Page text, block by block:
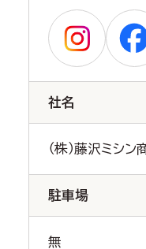
社名
（株）藤沢ミシン
駐車場
無